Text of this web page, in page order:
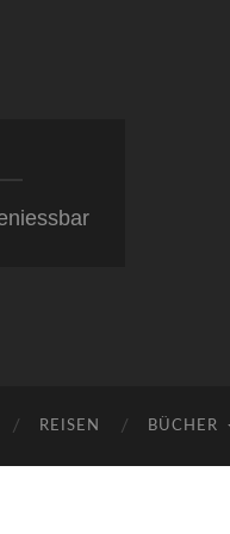
REISEN BÜCHER